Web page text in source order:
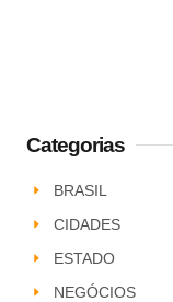
Categorias
BRASIL
CIDADES
ESTADO
NEGÓCIOS